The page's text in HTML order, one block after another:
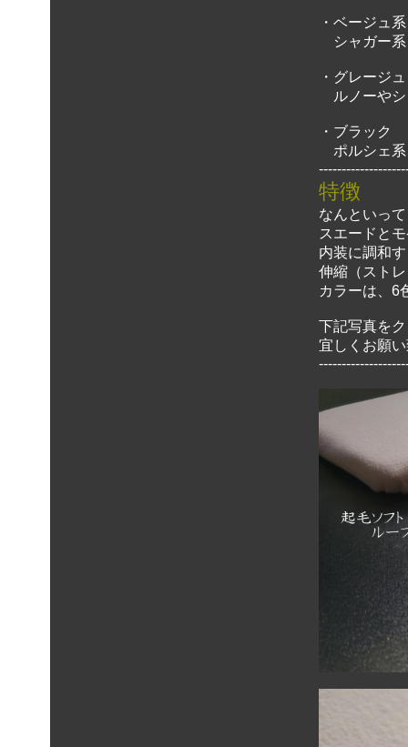
・ベージュ
シャガー
・グレージュ
ルノーやシ
・ブラック
ポルシェ系
特徴
なんといっ
スエードと
内装に調和
伸縮（スト
カラーは、6
下記写真を
宜しくお願